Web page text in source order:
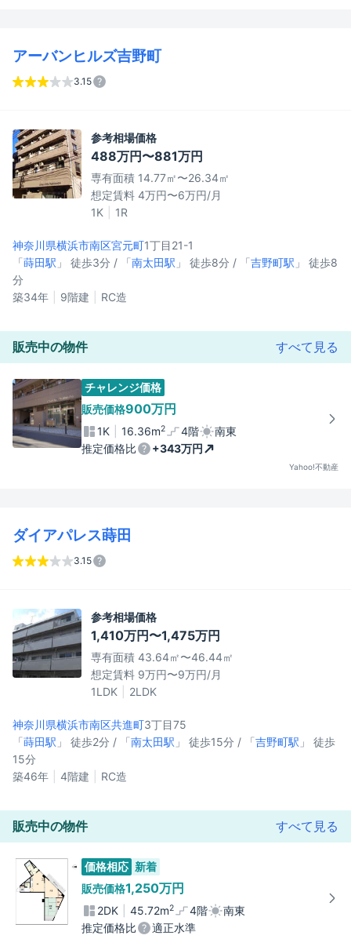
アーバンヒルズ吉野町
3.15
参考相場価格
488万円〜881万円
専有面積 14.77㎡〜26.34㎡
想定賃料 4万円〜6万円/月
1K
1R
神奈川県横浜市南区宮元町1丁目21-1
「蒔田駅 」 徒歩3分 / 「南太田駅 」 徒歩8分 / 「吉野町駅 」 徒歩8
分
築34年
9階建 RC造
販売中の物件 すべて見る
チャレンジ価格
販売価格900万円
1K 16.36m2 4階
南東
推定価格比
+343万円
Yahoo!不動産
ダイアパレス蒔田
3.15
参考相場価格
1,410万円〜1,475万円
専有面積 43.64㎡〜46.44㎡
想定賃料 9万円〜9万円/月
1LDK
2LDK
神奈川県横浜市南区共進町3丁目75
「蒔田駅 」 徒歩2分 / 「南太田駅 」 徒歩15分 / 「吉野町駅 」 徒歩
15分
築46年
4階建 RC造
販売中の物件 すべて見る
価格相応 新着
販売価格1,250万円
2DK 45.72m2 4階
南東
推定価格比
適正水準